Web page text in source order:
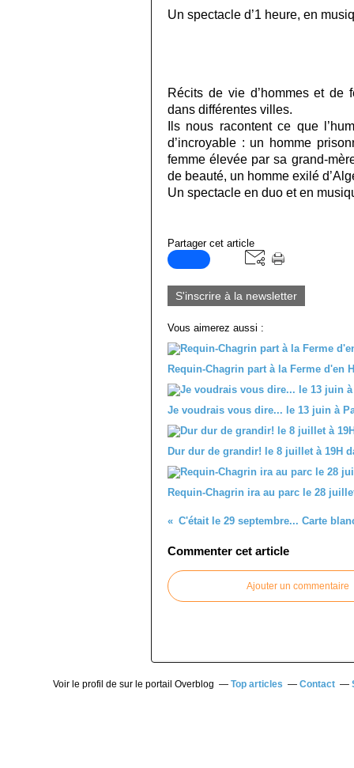
Un spectacle d’1 heure, en
Récits de vie d’hommes et de
dans différentes villes.
Ils nous racontent ce que
d’incroyable : un homme
femme élevée par sa grand-
de beauté, un homme exilé
Un spectacle en duo et en
Partager cet article
S'inscrire à la newsletter
Vous aimerez aussi :
Requin-Chagrin part à la Ferme d'en
Je voudrais vous dire... le 13 juin à
Dur dur de grandir! le 8 juillet à 19H
Requin-Chagrin ira au parc le 28
Commenter cet article
Ajouter un commentaire
Voir le profil de sur le portail Overblog Top articles Contact